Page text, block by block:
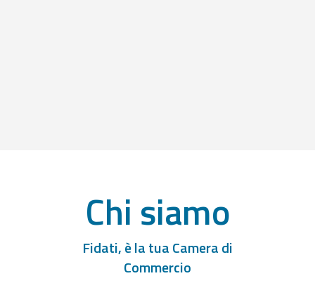
Chi siamo
Fidati, è la tua Camera di
Commercio